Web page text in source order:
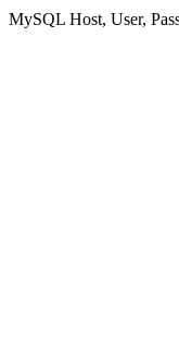
MySQL Host, User,